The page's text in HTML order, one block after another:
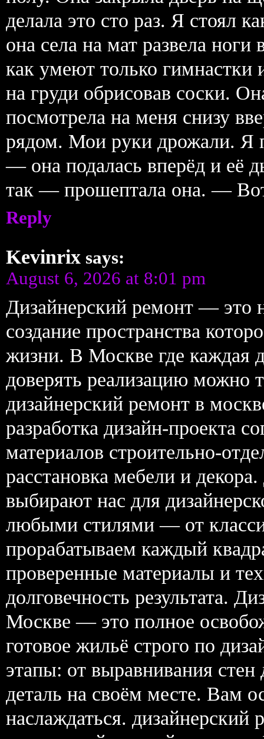
делала это сто раз. Я стоял
она села на мат развела
как умеют только
на груди обрисовав соски.
посмотрела на меня снизу
рядом. Мои руки дрожали. Я
— она подалась вперёд и её
так — прошептала она. —
Reply
Kevinrix says:
August 6, 2026 at 8:01 pm
Дизайнерский ремонт — это
создание пространства
жизни. В Москве где каждая
доверять реализацию можно
дизайнерский ремонт в
разработка дизайн-проекта
материалов строительно-
расстановка мебели и
выбирают нас для
любыми стилями — от
прорабатываем каждый
проверенные материалы и
долговечность результата.
Москве — это полное
готовое жильё строго по
этапы: от выравнивания
деталь на своём месте. Вам
наслаждаться.